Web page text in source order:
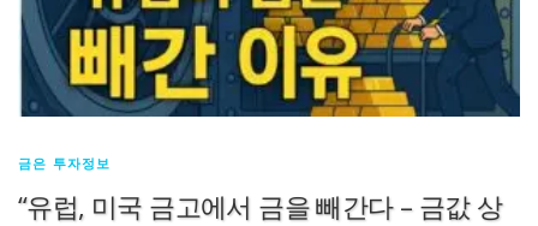
금은 투자정보
“유럽, 미국 금고에서 금을 빼간다 – 금값 상